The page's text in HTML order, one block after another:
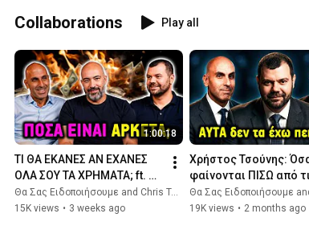
Collaborations Play all
1:00:18
ΤΙ ΘΑ ΕΚΑΝΕΣ ΑΝ ΕΧΑΝΕΣ
ΟΛΑ ΣΟΥ ΤΑ ΧΡΗΜΑΤΑ; ft.
Χρήστος Τσούνης | Θα Σας
Ειδοποιήσουμε 🔔
Θα Σας Ειδοποιήσουμε and Chris Tsounis
15K views • 3 weeks ago
Χρήστος Τσούνης:
φαίνονται ΠΙΣΩ από
ΕΠΙΧΕΙΡΗΣΕΙΣ και τα
ΧΡΗΜΑΤΑ | Θα Σας
Θα Σας Ειδοποιήσουμε and
19K views • 2 months ago